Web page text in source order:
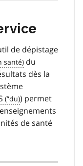
de dépistage
du
dès la
) permet
de santé